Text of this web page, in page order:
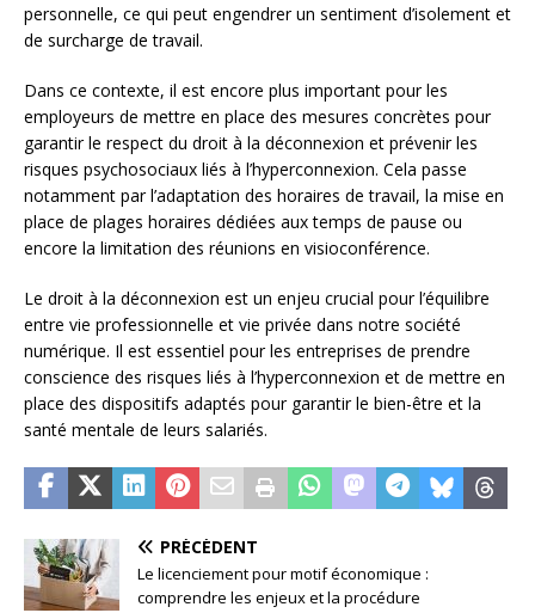
personnelle, ce qui peut engendrer un sentiment d’isolement et
de surcharge de travail.
Dans ce contexte, il est encore plus important pour les
employeurs de mettre en place des mesures concrètes pour
garantir le respect du droit à la déconnexion et prévenir les
risques psychosociaux liés à l’hyperconnexion. Cela passe
notamment par l’adaptation des horaires de travail, la mise en
place de plages horaires dédiées aux temps de pause ou
encore la limitation des réunions en visioconférence.
Le droit à la déconnexion est un enjeu crucial pour l’équilibre
entre vie professionnelle et vie privée dans notre société
numérique. Il est essentiel pour les entreprises de prendre
conscience des risques liés à l’hyperconnexion et de mettre en
place des dispositifs adaptés pour garantir le bien-être et la
santé mentale de leurs salariés.
PRÉCÉDENT
Le licenciement pour motif économique :
comprendre les enjeux et la procédure